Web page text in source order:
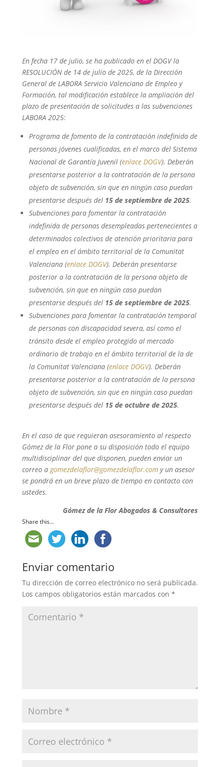
En fecha 17 de julio, se ha publicado en el DOGV la
RESOLUCIÓN de 14 de julio de 2025, de la Dirección
General de LABORA Servicio Valenciano de Empleo y
Formación, tal modificación establece la ampliación del
plazo de presentación de solicitudes a las subvenciones
LABORA 2025:
Programa de fomento de la contratación indefinida de
personas jóvenes cualificadas, en el marco del Sistema
Nacional de Garantía Juvenil (enlace DOGV). Deberán
presentarse posterior a la contratación de la persona
objeto de subvención, sin que en ningún caso puedan
presentarse después del 15 de septiembre de 2025.
Subvenciones para fomentar la contratación
indefinida de personas desempleadas pertenecientes a
determinados colectivos de atención prioritaria para
el empleo en el ámbito territorial de la Comunitat
Valenciana (enlace DOGV). Deberán presentarse
posterior a la contratación de la persona objeto de
subvención, sin que en ningún caso puedan
presentarse después del 15 de septiembre de 2025.
Subvenciones para fomentar la contratación temporal
de personas con discapacidad severa, así como el
tránsito desde el empleo protegido al mercado
ordinario de trabajo en el ámbito territorial de la de
la Comunitat Valenciana (enlace DOGV). Deberán
presentarse posterior a la contratación de la persona
objeto de subvención, sin que en ningún caso puedan
presentarse después del 15 de octubre de 2025.
En el caso de que requieran asesoramiento al respecto
Gómez de la Flor pone a su disposición todo el equipo
multidisciplinar del que disponen, pueden enviar un
correo a gomezdelaflor@gomezdelaflor.comy un asesor
se pondrá en un breve plazo de tiempo en contacto con
ustedes.
Gómez de la Flor Abogados & Consultores
Share this...
Enviar comentario
Tu dirección de correo electrónico no será publicada.
Los campos obligatorios están marcados con *